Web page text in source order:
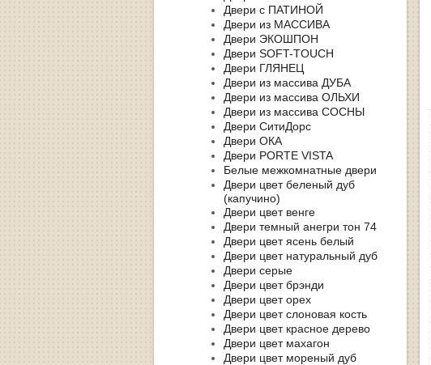
Двери с ПАТИНОЙ
Двери из МАССИВА
Двери ЭКОШПОН
Двери SOFT-TOUCH
Двери ГЛЯНЕЦ
Двери из массива ДУБА
Двери из массива ОЛЬХИ
Двери из массива СОСНЫ
Двери СитиДорс
Двери ОКА
Двери PORTE VISTA
Белые межкомнатные двери
Двери цвет беленый дуб
(капучино)
Двери цвет венге
Двери темный анегри тон 74
Двери цвет ясень белый
Двери цвет натуральный дуб
Двери серые
Двери цвет брэнди
Двери цвет орех
Двери цвет слоновая кость
Двери цвет красное дерево
Двери цвет махагон
Двери цвет мореный дуб